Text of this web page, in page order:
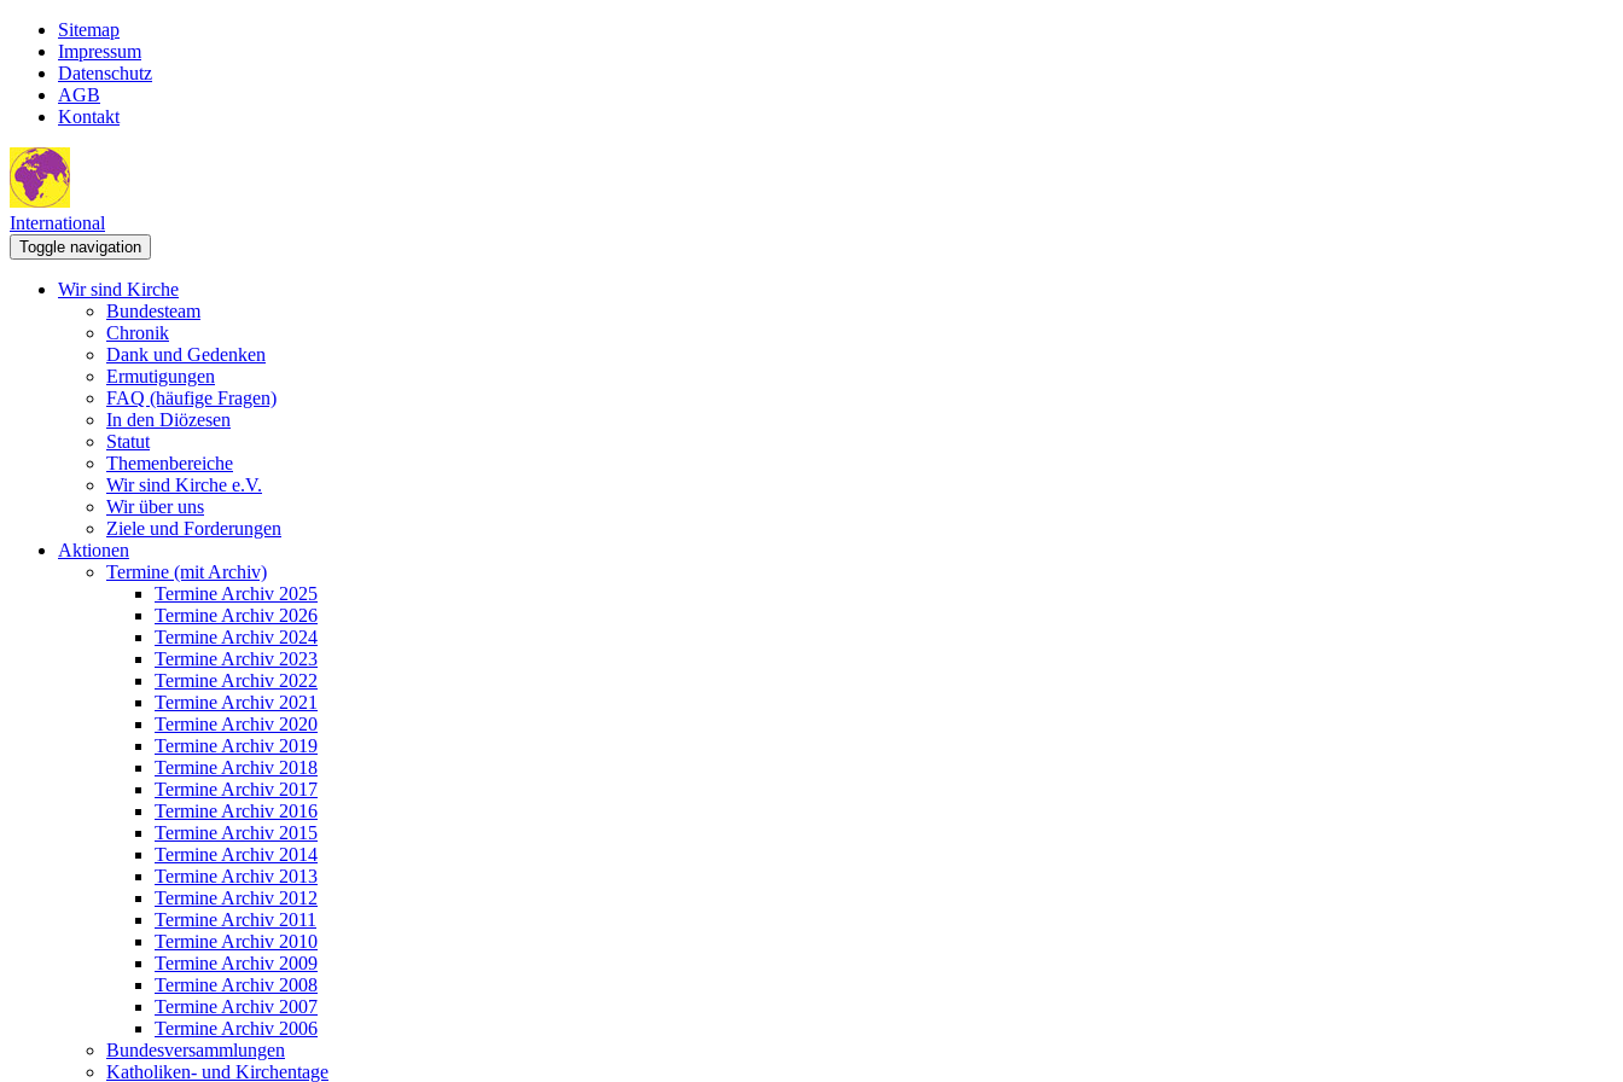
Sitemap
Impressum
Datenschutz
AGB
Kontakt
International
Toggle navigation
Wir sind Kirche
Bundesteam
Chronik
Dank und Gedenken
Ermutigungen
FAQ (häufige Fragen)
In den Diözesen
Statut
Themenbereiche
Wir sind Kirche e.V.
Wir über uns
Ziele und Forderungen
Aktionen
Termine (mit Archiv)
Termine Archiv 2025
Termine Archiv 2026
Termine Archiv 2024
Termine Archiv 2023
Termine Archiv 2022
Termine Archiv 2021
Termine Archiv 2020
Termine Archiv 2019
Termine Archiv 2018
Termine Archiv 2017
Termine Archiv 2016
Termine Archiv 2015
Termine Archiv 2014
Termine Archiv 2013
Termine Archiv 2012
Termine Archiv 2011
Termine Archiv 2010
Termine Archiv 2009
Termine Archiv 2008
Termine Archiv 2007
Termine Archiv 2006
Bundesversammlungen
Katholiken- und Kirchentage